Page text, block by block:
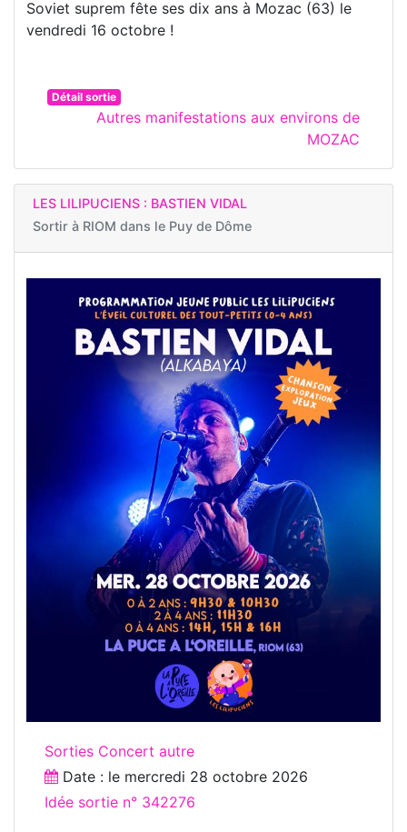
Soviet suprem fête ses dix ans à Mozac (63) le
vendredi 16 octobre !
Détail sortie
Autres manifestations aux environs de
MOZAC
LES LILIPUCIENS : BASTIEN VIDAL
Sortir à RIOM dans le Puy de Dôme
Sorties Concert autre
Date : le mercredi 28 octobre 2026
Idée sortie n° 342276